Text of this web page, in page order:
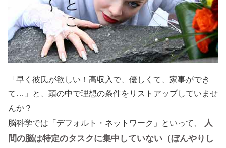
「早く彼氏が欲しい！高収入で、優しくて、家事ができ
て…」と、頭の中で理想の条件をリストアップしていませ
んか？
脳科学では「デフォルト・ネットワーク」といって、
人
間の脳は特定のタスクに集中していない（ぼんやりし